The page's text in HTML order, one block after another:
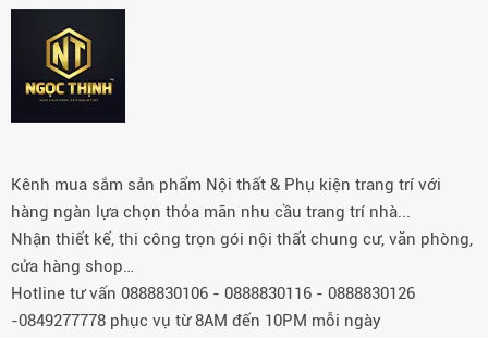
Kênh mua sắm sản phẩm Nội thất & Phụ kiện trang trí với
hàng ngàn lựa chọn thỏa mãn nhu cầu trang trí nhà...
Nhận thiết kế, thi công trọn gói nội thất chung cư, văn phòng,
cửa hàng shop…
Hotline tư vấn 0888830106 - 0888830116 - 0888830126
-0849277778 phục vụ từ 8AM đến 10PM mỗi ngày